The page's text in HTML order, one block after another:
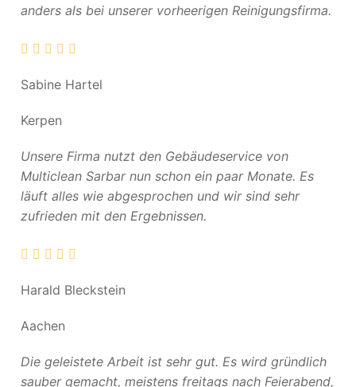
anders als bei unserer vorheerigen Reinigungsfirma.
Sabine Hartel
Kerpen
Unsere Firma nutzt den Gebäudeservice von
Multiclean Sarbar nun schon ein paar Monate. Es
läuft alles wie abgesprochen und wir sind sehr
zufrieden mit den Ergebnissen.
Harald Bleckstein
Aachen
Die geleistete Arbeit ist sehr gut. Es wird gründlich
sauber gemacht, meistens freitags nach Feierabend,